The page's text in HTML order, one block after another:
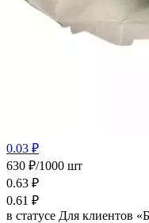
0.03 ₽
630 ₽/1000 шт
0.63 ₽
0.61 ₽
в статусе Для клиентов